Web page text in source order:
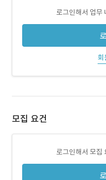
로그인해서 업무
회
모집 요건
로그인해서 모집